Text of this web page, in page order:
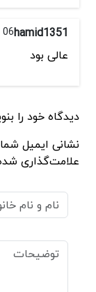
hamid135106 مهر 1402 - 07:49
عالی بود
دیدگاه خود را
نشانی ایمیل
علامت‌گذاری